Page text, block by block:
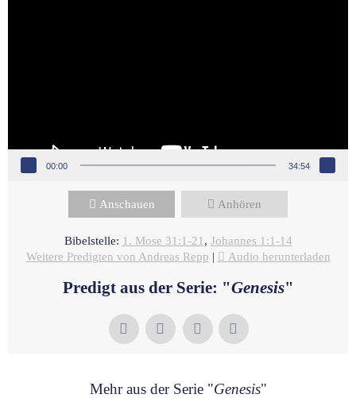
00:00 34:54
Anschauen Anhören
Bibelstelle: 1. Mose 31:1-21 , Johannes 1:1-14
Weitere Predigten von Andreas Repp | Audio herunterladen
Predigt aus der Serie: "Genesis"
Mehr aus der Serie "Genesis"